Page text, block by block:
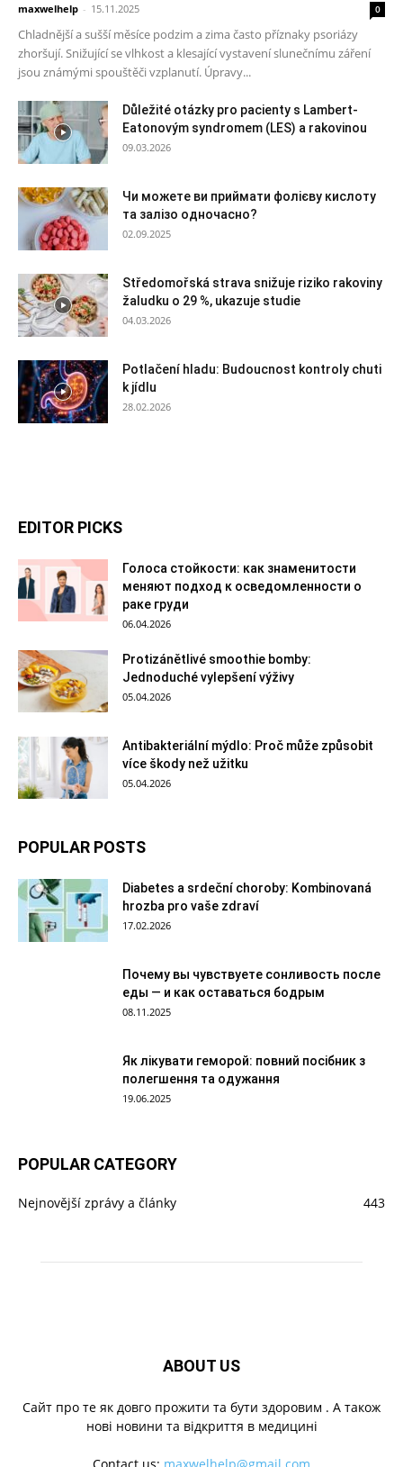
maxwelhelp - 15.11.2025 0
Chladnější a sušší měsíce podzim a zima často příznaky psoriázy
zhoršují. Snižující se vlhkost a klesající vystavení slunečnímu záření
jsou známými spouštěči vzplanutí. Úpravy...
Důležité otázky pro pacienty s Lambert-
Eatonovým syndromem (LES) a rakovinou
09.03.2026
Чи можете ви приймати фолієву кислоту
та залізо одночасно?
02.09.2025
Středomořská strava snižuje riziko rakoviny
žaludku o 29 %, ukazuje studie
04.03.2026
Potlačení hladu: Budoucnost kontroly chuti
k jídlu
28.02.2026
EDITOR PICKS
Голоса стойкости: как знаменитости
меняют подход к осведомленности о
раке груди
06.04.2026
Protizánětlivé smoothie bomby:
Jednoduché vylepšení výživy
05.04.2026
Antibakteriální mýdlo: Proč může způsobit
více škody než užitku
05.04.2026
POPULAR POSTS
Diabetes a srdeční choroby: Kombinovaná
hrozba pro vaše zdraví
17.02.2026
Почему вы чувствуете сонливость после
еды — и как оставаться бодрым
08.11.2025
Як лікувати геморой: повний посібник з
полегшення та одужання
19.06.2025
POPULAR CATEGORY
Nejnovější zprávy a články 443
ABOUT US
Cайт про те як довго прожити та бути здоровим . А також
нові новини та відкриття в медицині
Contact us: maxwelhelp@gmail.com